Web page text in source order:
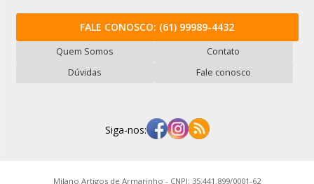
FALE CONOSCO: (61) 99989-4432
Quem Somos
Contato
Dúvidas
Fale conosco
Siga-nos:
Milano Artigos de Armarinho - CNPJ: 35.441.899/0001-62